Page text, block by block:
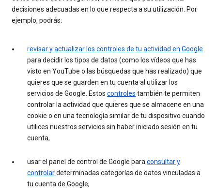
decisiones adecuadas en lo que respecta a su utilización. Por
ejemplo, podrás:
revisar y actualizar los controles de tu actividad en Google
para decidir los tipos de datos (como los vídeos que has
visto en YouTube o las búsquedas que has realizado) que
quieres que se guarden en tu cuenta al utilizar los
servicios de Google. Estos controles también te permiten
controlar la actividad que quieres que se almacene en una
cookie o en una tecnología similar de tu dispositivo cuando
utilices nuestros servicios sin haber iniciado sesión en tu
cuenta,
usar el panel de control de Google paraconsultar y
controlardeterminadas categorías de datos vinculadas a
tu cuenta de Google,